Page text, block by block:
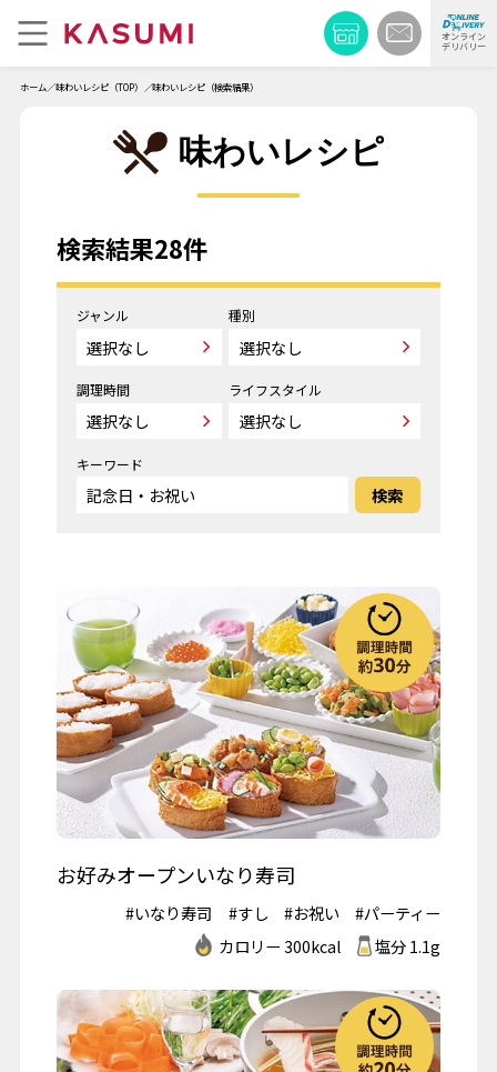
オンライン
デリバリー
ホーム 味わいレシピ（TOP） 味わいレシピ（検索結果）
味わいレシピ
検索結果28件
ジャンル 種別
調理時間 ライフスタイル
キーワード
お好みオープンいなり寿司
#いなり寿司 #すし #お祝い
#パーティー
カロリー 300kcal
塩分 1.1g